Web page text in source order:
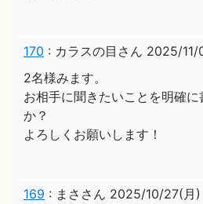
170 : カラスの目さん 2025/11/
2名様みます。
お相手に聞きたいことを明確
か？
よろしくお願いします！
169 : まささん 2025/10/27(月)